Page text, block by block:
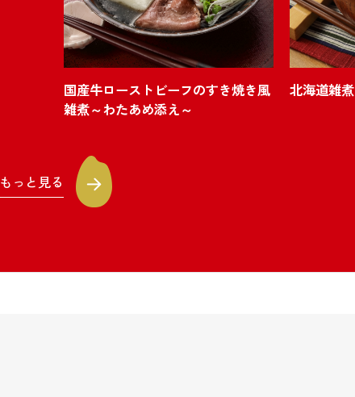
国産牛ローストビーフのすき焼き風
雑煮～わたあめ添え～
北海道雑煮
もっと見る